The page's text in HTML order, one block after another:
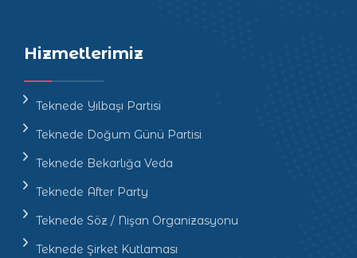
Hizmetlerimiz
Teknede Yılbaşı Partisi
Teknede Doğum Günü Partisi
Teknede Bekarlığa Veda
Teknede After Party
Teknede Söz / Nişan Organizasyonu
Teknede Şirket Kutlaması